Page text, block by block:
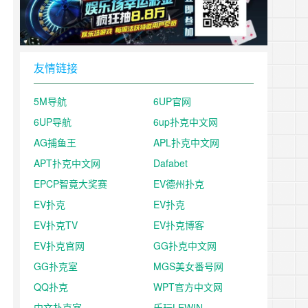
友情链接
5M导航
6UP官网
6UP导航
6up扑克中文网
AG捕鱼王
APL扑克中文网
APT扑克中文网
Dafabet
EPCP智竟大奖赛
EV德州扑克
EV扑克
EV扑克
EV扑克TV
EV扑克博客
EV扑克官网
GG扑克中文网
GG扑克室
MGS美女番号网
QQ扑克
WPT官方中文网